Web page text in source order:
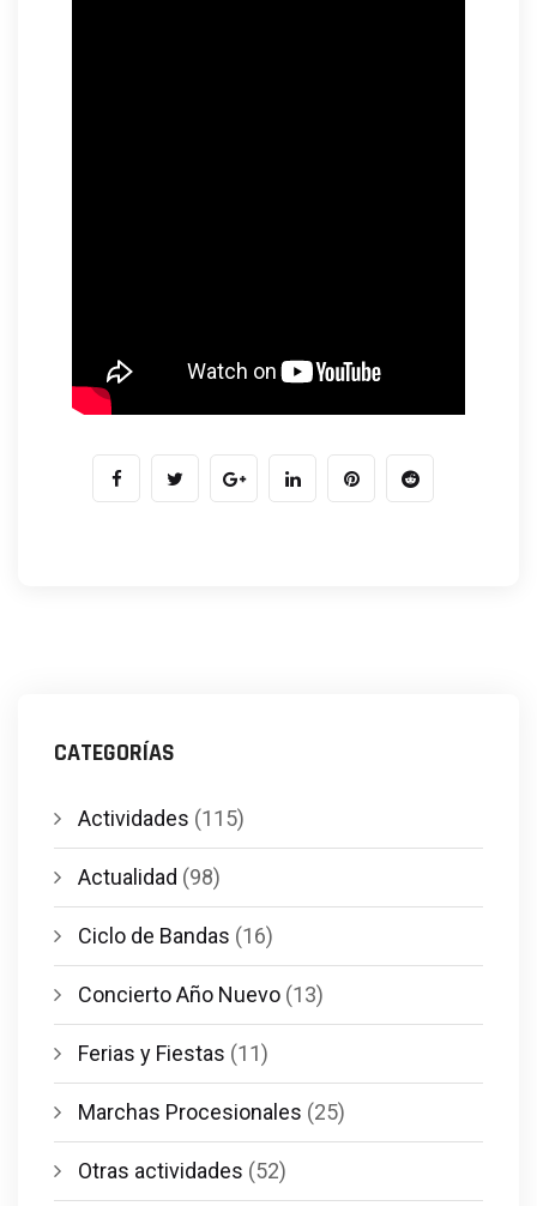
CATEGORÍAS
Actividades (115)
Actualidad (98)
Ciclo de Bandas (16)
Concierto Año Nuevo (13)
Ferias y Fiestas (11)
Marchas Procesionales (25)
Otras actividades (52)